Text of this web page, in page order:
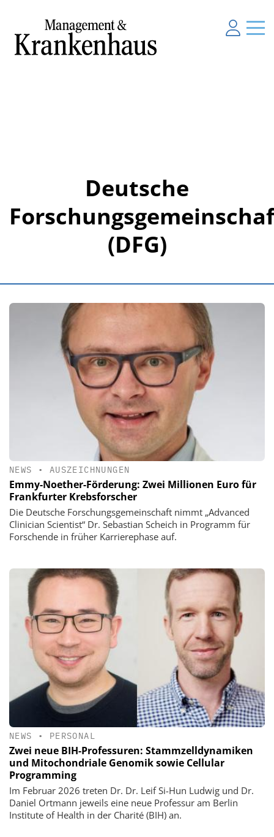
Deutsche
(DFG)
NEWS • AUSZEICHNUNGEN
Emmy-Noether-Förderung: Zwei Millionen Euro für
Frankfurter Krebsforscher
Die Deutsche Forschungsgemeinschaft nimmt „Advanced
Clinician Scientist“ Dr. Sebastian Scheich in Programm für
Forschende in früher Karrierephase auf.
NEWS • PERSONAL
Zwei neue BIH-Professuren: Stammzelldynamiken
und Mitochondriale Genomik sowie Cellular
Programming
Im Februar 2026 treten Dr. Dr. Leif Si-Hun Ludwig und Dr.
Daniel Ortmann jeweils eine neue Professur am Berlin
Institute of Health in der Charité (BIH) an.